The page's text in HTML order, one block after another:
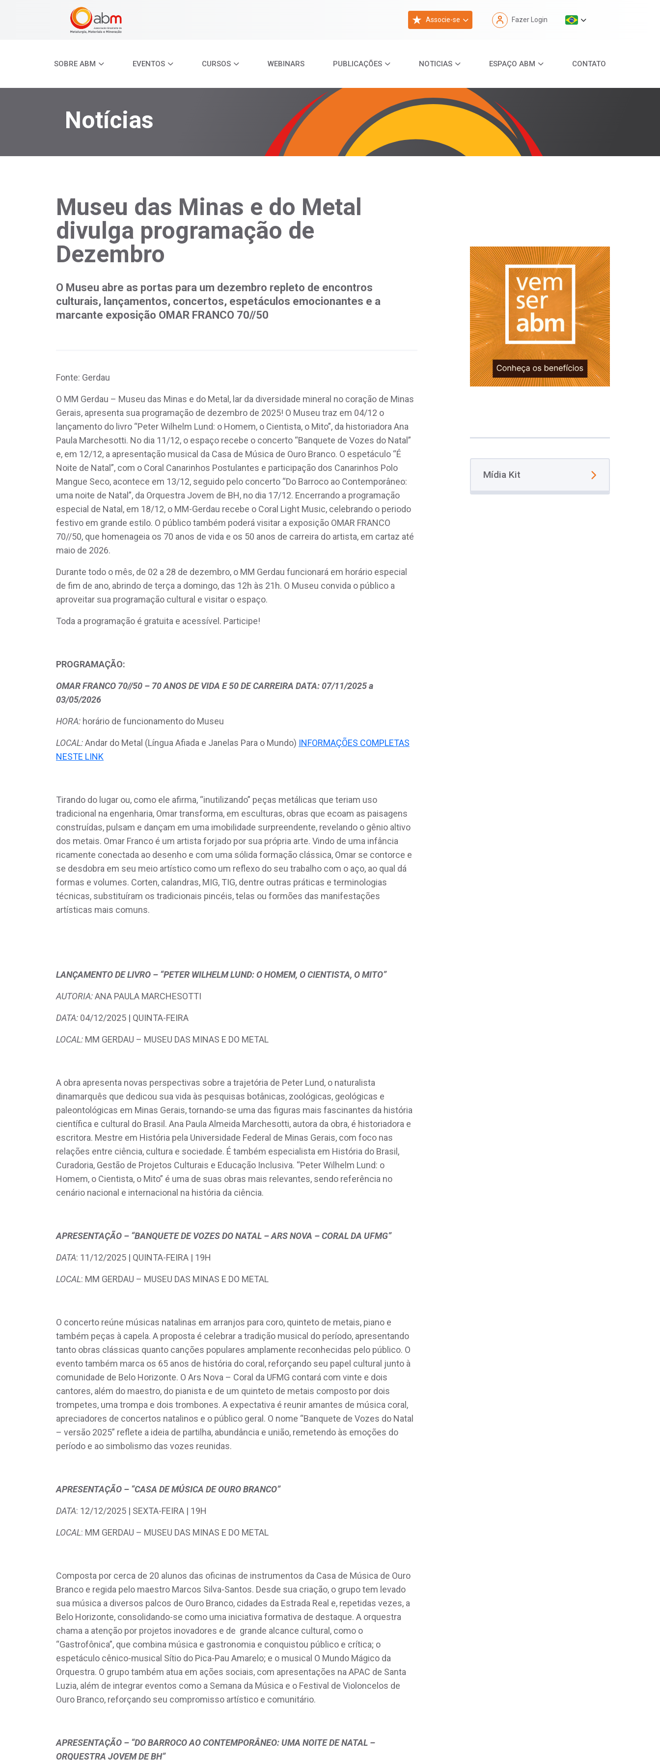
Associe-se Fazer Login
SOBRE ABM EVENTOS CURSOS WEBINARS PUBLICAÇÕES NOTICIAS ESPAÇO ABM CONTATO
Notícias
Museu das Minas e do Metal
divulga programação de
Dezembro
O Museu abre as portas para um dezembro repleto de encontros
culturais, lançamentos, concertos, espetáculos emocionantes e a
marcante exposição OMAR FRANCO 70//50
Fonte: Gerdau
O MM Gerdau – Museu das Minas e do Metal, lar da diversidade mineral no coração de Minas
Gerais, apresenta sua programação de dezembro de 2025! O Museu traz em 04/12 o
lançamento do livro “Peter Wilhelm Lund: o Homem, o Cientista, o Mito”, da historiadora Ana
Paula Marchesotti. No dia 11/12, o espaço recebe o concerto “Banquete de Vozes do Natal”
e, em 12/12, a apresentação musical da Casa de Música de Ouro Branco. O espetáculo “É
Noite de Natal”, com o Coral Canarinhos Postulantes e participação dos Canarinhos Polo
Mangue Seco, acontece em 13/12, seguido pelo concerto “Do Barroco ao Contemporâneo:
uma noite de Natal”, da Orquestra Jovem de BH, no dia 17/12. Encerrando a programação
especial de Natal, em 18/12, o MM-Gerdau recebe o Coral Light Music, celebrando o periodo
festivo em grande estilo. O público também poderá visitar a exposição OMAR FRANCO
70//50, que homenageia os 70 anos de vida e os 50 anos de carreira do artista, em cartaz até
maio de 2026.
Durante todo o mês, de 02 a 28 de dezembro, o MM Gerdau funcionará em horário especial
de fim de ano, abrindo de terça a domingo, das 12h às 21h. O Museu convida o público a
aproveitar sua programação cultural e visitar o espaço.
Toda a programação é gratuita e acessível. Participe!
PROGRAMAÇÃO:
OMAR FRANCO 70//50 – 70 ANOS DE VIDA E 50 DE CARREIRA DATA: 07/11/2025 a
03/05/2026
HORA: horário de funcionamento do Museu
LOCAL:Andar do Metal (Língua Afiada e Janelas Para o Mundo) INFORMAÇÕES COMPLETAS
NESTE LINK
Tirando do lugar ou, como ele afirma, “inutilizando” peças metálicas que teriam uso
tradicional na engenharia, Omar transforma, em esculturas, obras que ecoam as paisagens
construídas, pulsam e dançam em uma imobilidade surpreendente, revelando o gênio altivo
dos metais. Omar Franco é um artista forjado por sua própria arte. Vindo de uma infância
ricamente conectada ao desenho e com uma sólida formação clássica, Omar se contorce e
se desdobra em seu meio artístico como um reflexo do seu trabalho com o aço, ao qual dá
formas e volumes. Corten, calandras, MIG, TIG, dentre outras práticas e terminologias
técnicas, substituíram os tradicionais pincéis, telas ou formões das manifestações
artísticas mais comuns.
LANÇAMENTO DE LIVRO – “PETER WILHELM LUND: O HOMEM, O CIENTISTA, O MITO”
AUTORIA:ANA PAULA MARCHESOTTI
DATA: 04/12/2025 | QUINTA-FEIRA
LOCAL: MM GERDAU – MUSEU DAS MINAS E DO METAL
A obra apresenta novas perspectivas sobre a trajetória de Peter Lund, o naturalista
dinamarquês que dedicou sua vida às pesquisas botânicas, zoológicas, geológicas e
paleontológicas em Minas Gerais, tornando-se uma das figuras mais fascinantes da história
científica e cultural do Brasil. Ana Paula Almeida Marchesotti, autora da obra, é historiadora e
escritora. Mestre em História pela Universidade Federal de Minas Gerais, com foco nas
relações entre ciência, cultura e sociedade. É também especialista em História do Brasil,
Curadoria, Gestão de Projetos Culturais e Educação Inclusiva. “Peter Wilhelm Lund: o
Homem, o Cientista, o Mito” é uma de suas obras mais relevantes, sendo referência no
cenário nacional e internacional na história da ciência.
APRESENTAÇÃO – “BANQUETE DE VOZES DO NATAL – ARS NOVA – CORAL DA UFMG”
DATA: 11/12/2025 | QUINTA-FEIRA | 19H
LOCAL: MM GERDAU – MUSEU DAS MINAS E DO METAL
O concerto reúne músicas natalinas em arranjos para coro, quinteto de metais, piano e
também peças à capela. A proposta é celebrar a tradição musical do período, apresentando
tanto obras clássicas quanto canções populares amplamente reconhecidas pelo público. O
evento também marca os 65 anos de história do coral, reforçando seu papel cultural junto à
comunidade de Belo Horizonte. O Ars Nova – Coral da UFMG contará com vinte e dois
cantores, além do maestro, do pianista e de um quinteto de metais composto por dois
trompetes, uma trompa e dois trombones. A expectativa é reunir amantes de música coral,
apreciadores de concertos natalinos e o público geral. O nome “Banquete de Vozes do Natal
– versão 2025” reflete a ideia de partilha, abundância e união, remetendo às emoções do
período e ao simbolismo das vozes reunidas.
APRESENTAÇÃO – “CASA DE MÚSICA DE OURO BRANCO”
DATA: 12/12/2025 | SEXTA-FEIRA | 19H
LOCAL: MM GERDAU – MUSEU DAS MINAS E DO METAL
Composta por cerca de 20 alunos das oficinas de instrumentos da Casa de Música de Ouro
Branco e regida pelo maestro Marcos Silva-Santos. Desde sua criação, o grupo tem levado
sua música a diversos palcos de Ouro Branco, cidades da Estrada Real e, repetidas vezes, a
Belo Horizonte, consolidando-se como uma iniciativa formativa de destaque. A orquestra
chama a atenção por projetos inovadores e de grande alcance cultural, como o
“Gastrofônica”, que combina música e gastronomia e conquistou público e crítica; o
espetáculo cênico-musical Sítio do Pica-Pau Amarelo; e o musical O Mundo Mágico da
Orquestra. O grupo também atua em ações sociais, com apresentações na APAC de Santa
Luzia, além de integrar eventos como a Semana da Música e o Festival de Violoncelos de
Ouro Branco, reforçando seu compromisso artístico e comunitário.
APRESENTAÇÃO – “DO BARROCO AO CONTEMPORÂNEO: UMA NOITE DE NATAL –
ORQUESTRA JOVEM DE BH”
Mídia Kit